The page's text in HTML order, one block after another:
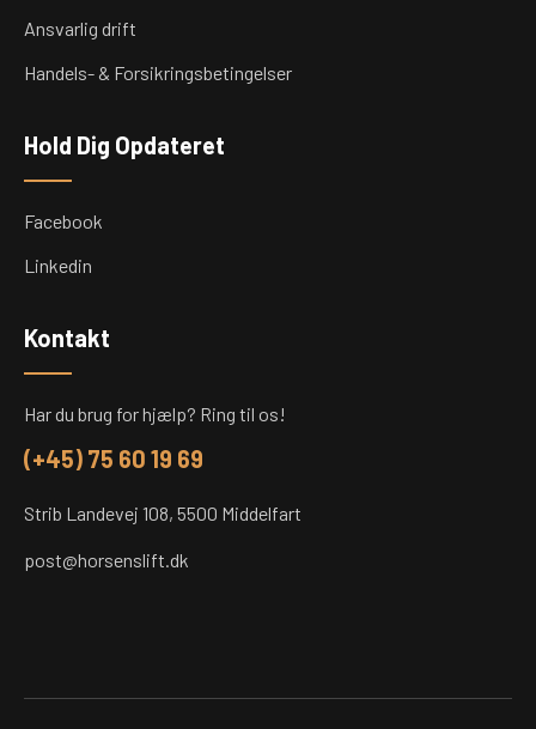
Ansvarlig drift
Handels- & Forsikringsbetingelser
Hold Dig Opdateret
Facebook
Linkedin
Kontakt
Har du brug for hjælp? Ring til os!
(+45) 75 60 19 69
Strib Landevej 108, 5500 Middelfart
post@horsenslift.dk